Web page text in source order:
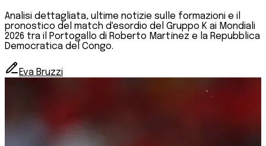
Analisi dettagliata, ultime notizie sulle formazioni e il
pronostico del match d'esordio del Gruppo K ai Mondiali
2026 tra il Portogallo di Roberto Martínez e la Repubblica
Democratica del Congo.
Eva Bruzzi